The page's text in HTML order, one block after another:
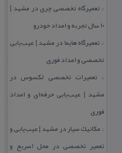
:: تعمیرگاه تخصصی چری در مشهد |
۱۰ سال تجربه و امداد خودرو
:: تعمیرگاه هایما در مشهد | عیب‌یابی
تخصصی و امداد فوری
:: تعمیرات تخصصی لكسوس در
مشهد | عیب‌یابی حرفه‌ای و امداد
فوری
:: مكانیك سیار در مشهد | عیب‌یابی و
تعمیر تخصصی در محل (سریع و